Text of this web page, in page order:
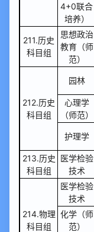
4+0联合
培养）
211.历史
科目组
思想政治
教育（师
范）
212.历史
科目组
园林
心理学
（师范）
护理学
213.历史
科目组
医学检验
技术
214.物理
科目组
医学检验
技术
化学（师
范）